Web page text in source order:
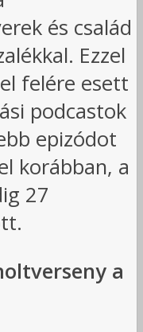
és család
Ezzel
felére esett
podcastok
epizódot
korábban, a
27
a